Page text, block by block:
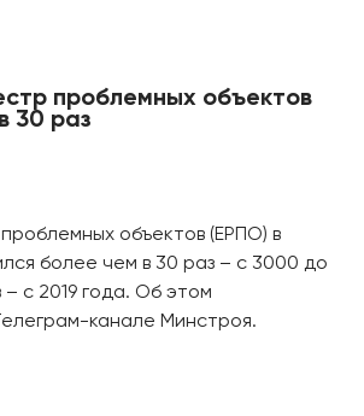
проблемных объектов
30 раз
объектов (ЕРПО) в
более чем в 30 раз – с 3000 до
– с 2019 года. Об этом
канале Минстроя.